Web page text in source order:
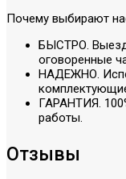
Почему выбирают
БЫСТРО.
оговоренные
НАДЕЖНО.
ГАРАНТИЯ.
работы.
Отзывы